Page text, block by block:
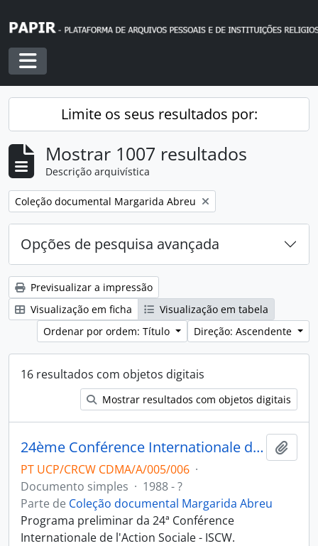
Toggle navigation
Limite os seus resultados por:
Mostrar 1007 resultados
Descrição arquivística
Remover filtro:
Coleção documental Margarida Abreu
Opções de pesquisa avançada
Previsualizar a impressão
Visualização em ficha
Visualização em tabela
Ordenar por ordem: Título
Direção: Ascendente
16 resultados com objetos digitais
Mostrar resultados com objetos digitais
24ème Conférence Internationale de l'Action Sociale : droit et legislation - Action sociale - Développement social : programme préliminaire [publicação]
PT UCP/CRCW CDMA/A/005/006 ·
Documento simples · 1988 - ?
Parte de Coleção documental Margarida Abreu
Programa preliminar da 24ª Conférence
Internationale de l'Action Sociale - ISCW.